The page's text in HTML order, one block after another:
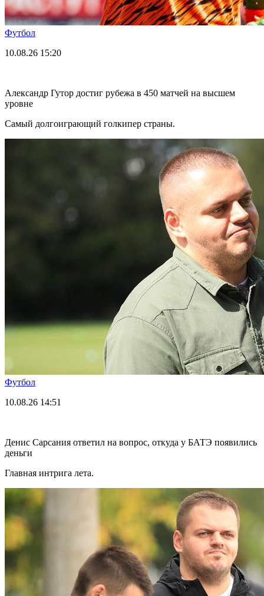
Футбол
10.08.26 15:20
Александр Гутор достиг рубежа в 450 матчей на высшем
уровне
Самый долгоиграющий голкипер страны.
Футбол
10.08.26 14:51
Денис Сарсания ответил на вопрос, откуда у БАТЭ появились
деньги
Главная интрига лета.